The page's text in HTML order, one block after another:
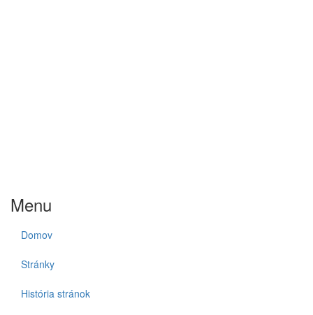
Menu
Domov
Stránky
História stránok